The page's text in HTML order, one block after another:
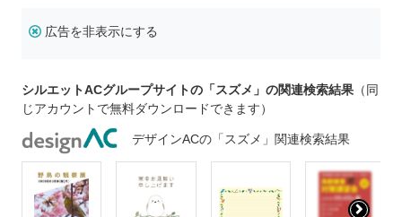
広告を非表示にする
シルエットACグループサイトの「スズメ」の関連検索結果 （同
じアカウントで無料ダウンロードできます）
デザインACの「スズメ」関連検索結果